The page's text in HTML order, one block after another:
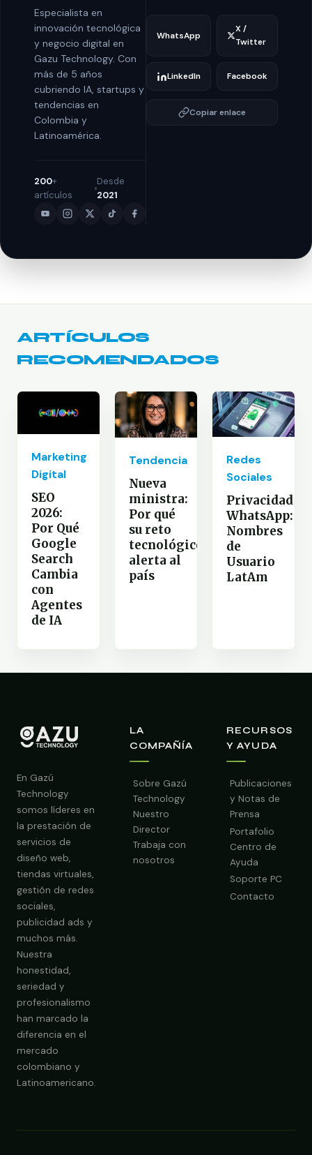
Especialista en
innovación tecnológica
y negocio digital en
Gazu Technology. Con
más de 5 años
cubriendo IA, startups y
tendencias en
Colombia y
Latinoamérica.
200+
artículos
Desde
2021
WhatsApp
X /
Twitter
LinkedIn Facebook
Copiar enlace
ARTÍCULOS
RECOMENDADOS
Marketing
Digital
SEO
2026:
Por Qué
Google
Search
Cambia
con
Agentes
de IA
Tendencia
Nueva
ministra:
Por qué
su reto
tecnológico
alerta al
país
Redes
Sociales
Privacidad
WhatsApp:
Nombres
de
Usuario
LatAm
En Gazú
Technology
somos líderes en
la prestación de
servicios de
diseño web,
tiendas virtuales,
gestión de redes
sociales,
publicidad ads y
muchos más.
Nuestra
honestidad,
seriedad y
profesionalismo
han marcado la
diferencia en el
mercado
colombiano y
Latinoamericano.
LA
COMPAÑÍA
Sobre Gazú
Technology
Nuestro
Director
Trabaja con
nosotros
RECURSOS
Y AYUDA
Publicaciones
y Notas de
Prensa
Portafolio
Centro de
Ayuda
Soporte PC
Contacto